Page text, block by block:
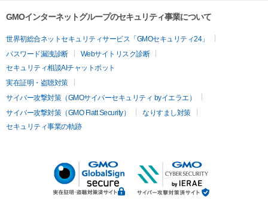
GMOインターネットグループのセキュリティ事業について
世界初総合ネットセキュリティサービス「GMOセキュリティ24」
パスワード漏洩診断
Webサイトリスク診断
セキュリティ相談AIチャットボット
実在証明・盗聴対策
サイバー攻撃対策（GMOサイバーセキュリティ byイエラエ）
サイバー攻撃対策（GMO Flatt Security）
なりすまし対策
セキュリティ事業の軌跡